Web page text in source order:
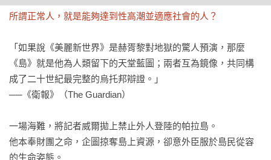
所謂正常人，就是能夠達到性高潮並適應社會的人？
「如果說《美麗新世界》是赫胥黎對地獄的驚人預演，那麼
《島》就是他為人類留下的天堂藍圖；兩者互為鏡像，共同構
成了二十世紀最完整的烏托邦辯證。」
──《衛報》（The Guardian）
一場海難，將記者威爾拋上禁止外人登陸的帕拉島。
他本奉財團之命，企圖掠奪島上資源，卻意外臣服於島民從容
的生命姿態。